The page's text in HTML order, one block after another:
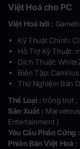
Việt Hoá cho PC
Việt Hoá bởi :
Kỹ Thuật Chính:
Hỗ Trợ Kỹ Thuật:
Dịch Thuật:
Biên Tập: Camilius
Thử Nghiệm Bản
Thể Loại :trồng trọt ,
Sản Xuất :
Entertainment )
Yêu Cầu Phần Cứng :
Phiên Bản Việt Hoá :